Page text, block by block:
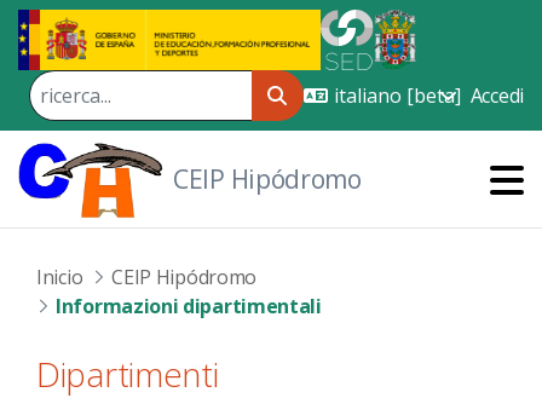
Skip to Main Content
Accedi
CEIP Hipódromo
Inicio
CEIP Hipódromo
Informazioni dipartimentali
Dipartimenti